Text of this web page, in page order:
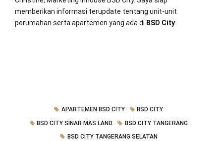
memberikan informasi terupdate tentang unit-unit
perumahan serta apartemen yang ada di BSD City
APARTEMEN BSD CITY
BSD CITY
BSD CITY SINAR MAS LAND
BSD CITY TANGERANG
BSD CITY TANGERANG SELATAN